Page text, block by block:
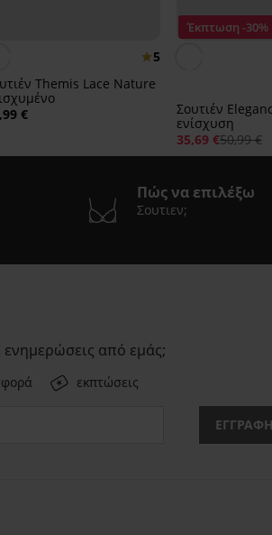
5
Themis Lace Nature
€
Έκπτωση -30%
Σουτιέν
ενίσχυση
35,69 €50,99 €
Πώς να επιλέξω
Σουτιεν;
ενημερώσεις από εμάς;
εκπτώσεις
ΕΓΓΡΑΦΗ